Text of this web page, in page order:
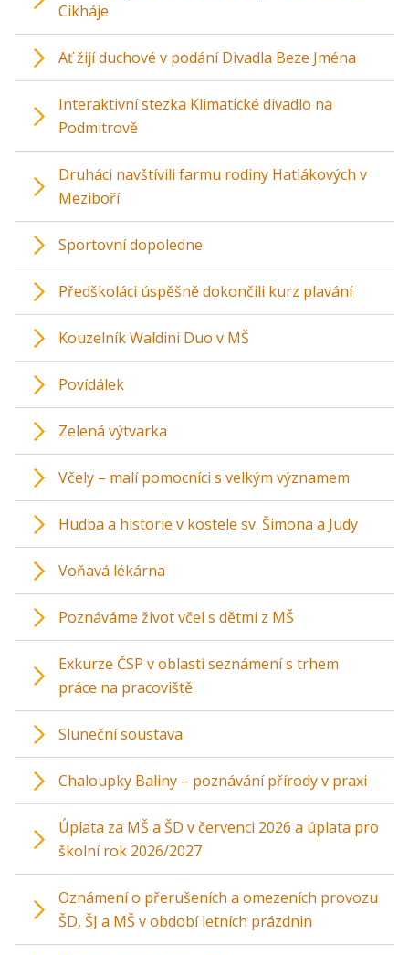
Cikháje
Ať žijí duchové v podání Divadla Beze Jména
Interaktivní stezka Klimatické divadlo na
Podmitrově
Druháci navštívili farmu rodiny Hatlákových v
Meziboří
Sportovní dopoledne
Předškoláci úspěšně dokončili kurz plavání
Kouzelník Waldini Duo v MŠ
Povídálek
Zelená výtvarka
Včely – malí pomocníci s velkým významem
Hudba a historie v kostele sv. Šimona a Judy
Voňavá lékárna
Poznáváme život včel s dětmi z MŠ
Exkurze ČSP v oblasti seznámení s trhem
práce na pracoviště
Sluneční soustava
Chaloupky Baliny – poznávání přírody v praxi
Úplata za MŠ a ŠD v červenci 2026 a úplata pro
školní rok 2026/2027
Oznámení o přerušeních a omezeních provozu
ŠD, ŠJ a MŠ v období letních prázdnin